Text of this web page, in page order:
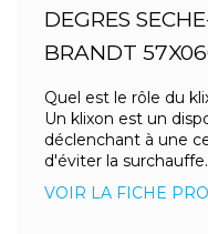
DEGRES
BRANDT
Quel est le rôle du
Un klixon est un
déclenchant à une
d'éviter la
VOIR LA FICHE